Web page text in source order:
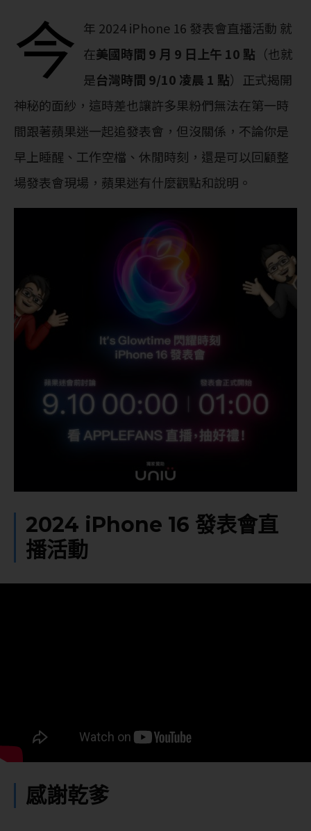
今 年 2024 iPhone 16 發表會直播活動 就
在美國時間 9 月 9 日上午 10 點 （也就
是台灣時間 9/10 凌晨 1 點）正式揭開
神秘的面紗，這時差也讓許多果粉們無法在第一時
間跟著蘋果迷一起追發表會，但沒關係，不論你是
早上睡醒、工作空檔、休閒時刻，還是可以回顧整
場發表會現場，蘋果迷有什麼觀點和說明。
2024 iPhone 16 發表會直
播活動
感謝乾爹